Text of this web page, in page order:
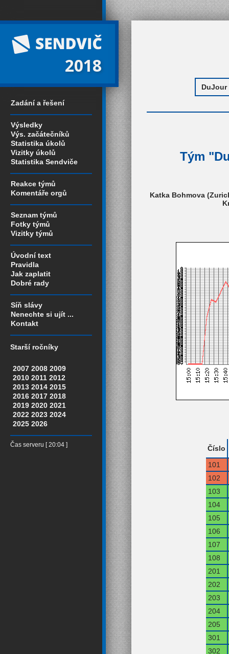
2018
Zadání a řešení
Výsledky
Výs. začátečníků
Statistika úkolů
Vizitky úkolů
Statistika Sendviče
Reakce týmů
Komentáře orgů
Seznam týmů
Fotky týmů
Vizitky týmů
Úvodní text
Pravidla
Jak zaplatit
Dobré rady
Síň slávy
Nenechte si ujít ...
Kontakt
Starší ročníky
2007 2008 2009
2010 2011 2012
2013 2014 2015
2016 2017 2018
2019 2020 2021
2022 2023 2024
2025 2026
Čas serveru [ 20:04 ]
Tým
Katka Bohmova
Číslo
101
102
103
104
105
106
107
108
201
202
203
204
205
301
302